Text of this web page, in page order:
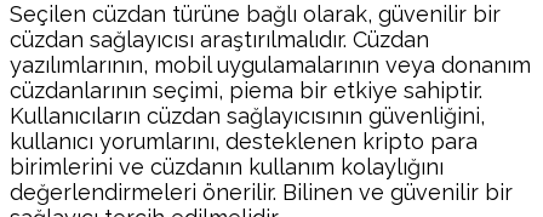
Seçilen cüzdan türüne bağlı olarak, güvenilir bir
cüzdan sağlayıcısı araştırılmalıdır. Cüzdan
yazılımlarının, mobil uygulamalarının veya donanım
cüzdanlarının seçimi, piema bir etkiye sahiptir.
Kullanıcıların cüzdan sağlayıcısının güvenliğini,
kullanıcı yorumlarını, desteklenen kripto para
birimlerini ve cüzdanın kullanım kolaylığını
değerlendirmeleri önerilir. Bilinen ve güvenilir bir